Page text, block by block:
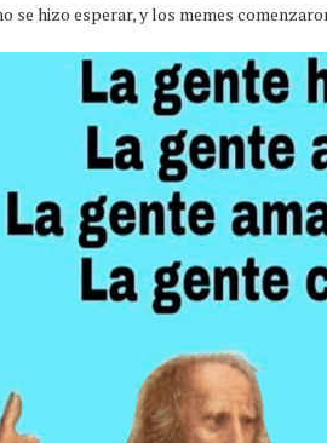
se hizo esperar, y los memes